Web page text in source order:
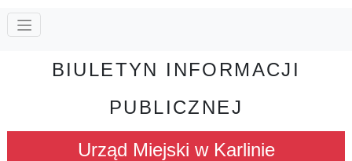
BIULETYN INFORMACJI
PUBLICZNEJ
Urząd Miejski w Karlinie